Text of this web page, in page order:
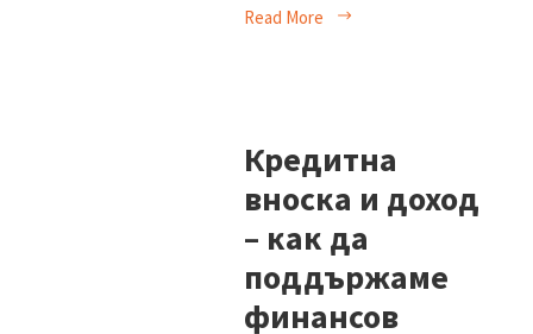
Read More
Кредитна
вноска и доход
– как да
поддържаме
финансов